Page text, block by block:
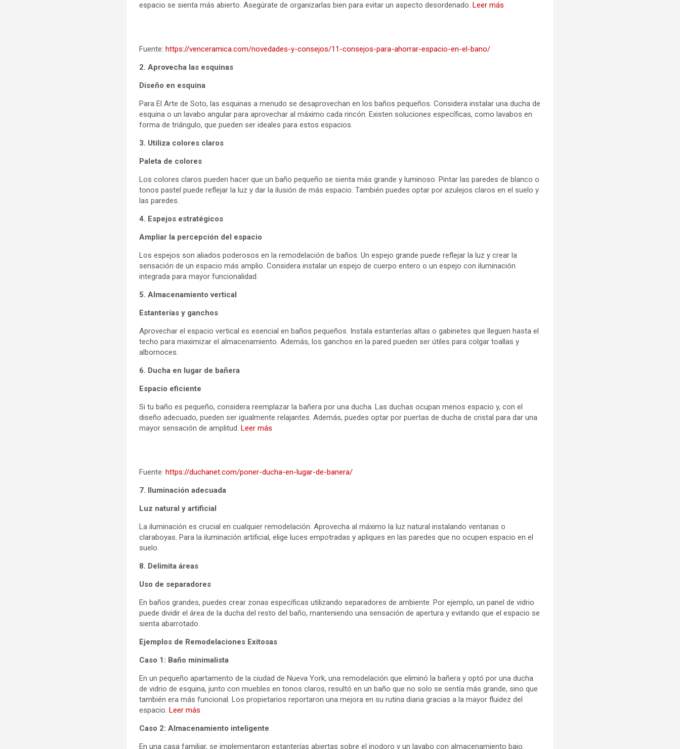
espacio se sienta más abierto. Asegúrate de organizarlas bien para evitar un aspecto desordenado. Leer más
Fuente: https://venceramica.com/novedades-y-consejos/11-consejos-para-ahorrar-espacio-en-el-bano/
2. Aprovecha las esquinas
Diseño en esquina
Para El Arte de Soto, las esquinas a menudo se desaprovechan en los baños pequeños. Considera instalar una ducha de
esquina o un lavabo angular para aprovechar al máximo cada rincón. Existen soluciones específicas, como lavabos en
forma de triángulo, que pueden ser ideales para estos espacios.
3. Utiliza colores claros
Paleta de colores
Los colores claros pueden hacer que un baño pequeño se sienta más grande y luminoso. Pintar las paredes de blanco o
tonos pastel puede reflejar la luz y dar la ilusión de más espacio. También puedes optar por azulejos claros en el suelo y
las paredes.
4. Espejos estratégicos
Ampliar la percepción del espacio
Los espejos son aliados poderosos en la remodelación de baños. Un espejo grande puede reflejar la luz y crear la
sensación de un espacio más amplio. Considera instalar un espejo de cuerpo entero o un espejo con iluminación
integrada para mayor funcionalidad.
5. Almacenamiento vertical
Estanterías y ganchos
Aprovechar el espacio vertical es esencial en baños pequeños. Instala estanterías altas o gabinetes que lleguen hasta el
techo para maximizar el almacenamiento. Además, los ganchos en la pared pueden ser útiles para colgar toallas y
albornoces.
6. Ducha en lugar de bañera
Espacio eficiente
Si tu baño es pequeño, considera reemplazar la bañera por una ducha. Las duchas ocupan menos espacio y, con el
diseño adecuado, pueden ser igualmente relajantes. Además, puedes optar por puertas de ducha de cristal para dar una
mayor sensación de amplitud. Leer más
Fuente: https://duchanet.com/poner-ducha-en-lugar-de-banera/
7. Iluminación adecuada
Luz natural y artificial
La iluminación es crucial en cualquier remodelación. Aprovecha al máximo la luz natural instalando ventanas o
claraboyas. Para la iluminación artificial, elige luces empotradas y apliques en las paredes que no ocupen espacio en el
suelo.
8. Delimita áreas
Uso de separadores
En baños grandes, puedes crear zonas específicas utilizando separadores de ambiente. Por ejemplo, un panel de vidrio
puede dividir el área de la ducha del resto del baño, manteniendo una sensación de apertura y evitando que el espacio se
sienta abarrotado.
Ejemplos de Remodelaciones Exitosas
Caso 1: Baño minimalista
En un pequeño apartamento de la ciudad de Nueva York, una remodelación que eliminó la bañera y optó por una ducha
de vidrio de esquina, junto con muebles en tonos claros, resultó en un baño que no solo se sentía más grande, sino que
también era más funcional. Los propietarios reportaron una mejora en su rutina diaria gracias a la mayor fluidez del
espacio. Leer más
Caso 2: Almacenamiento inteligente
En una casa familiar, se implementaron estanterías abiertas sobre el inodoro y un lavabo con almacenamiento bajo.